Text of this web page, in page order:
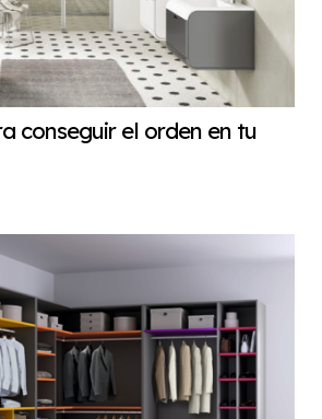
conseguir el orden en tu